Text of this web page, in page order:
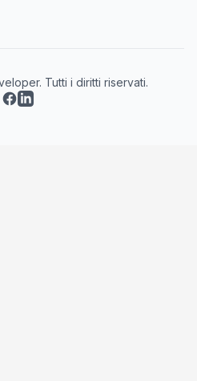
Tutti i diritti riservati.